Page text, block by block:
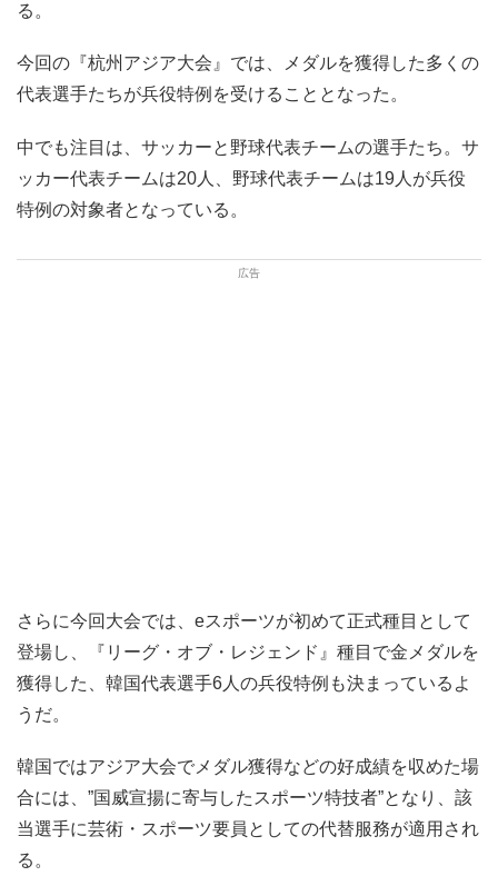
る。
今回の『杭州アジア大会』では、メダルを獲得した多くの
代表選手たちが兵役特例を受けることとなった。
中でも注目は、サッカーと野球代表チームの選手たち。サ
ッカー代表チームは20人、野球代表チームは19人が兵役
特例の対象者となっている。
さらに今回大会では、eスポーツが初めて正式種目として
登場し、『リーグ・オブ・レジェンド』種目で金メダルを
獲得した、韓国代表選手6人の兵役特例も決まっているよ
うだ。
韓国ではアジア大会でメダル獲得などの好成績を収めた場
合には、”国威宣揚に寄与したスポーツ特技者”となり、該
当選手に芸術・スポーツ要員としての代替服務が適用され
る。